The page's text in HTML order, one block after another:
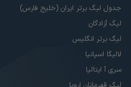
جدول لیگ برتر ایران (خلیج فارس)
لیگ آزادگان
لیگ برتر انگلیس
لالیگا اسپانیا
سری آ ایتالیا